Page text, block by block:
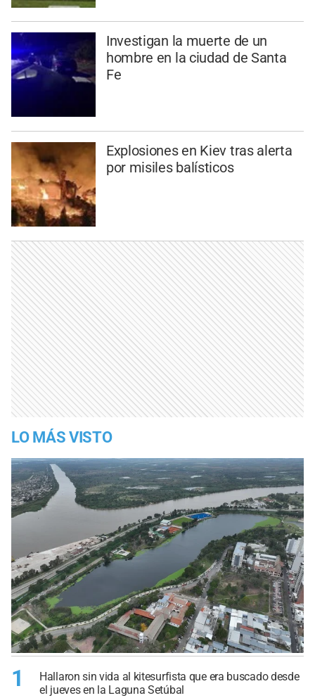
Investigan la muerte de un
hombre en la ciudad de Santa
Fe
Explosiones en Kiev tras alerta
por misiles balísticos
LO MÁS VISTO
1
Hallaron sin vida al kitesurfista que era buscado desde
el jueves en la Laguna Setúbal